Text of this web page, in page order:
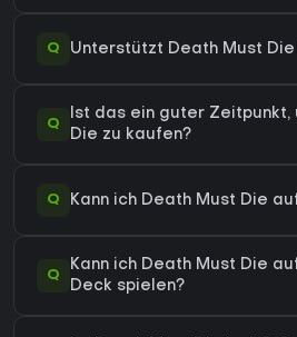
Q Unterstützt Death Must Die
Q
Ist das ein guter Zeitpunkt,
Die zu kaufen?
Q Kann ich Death Must Die
Q
Kann ich Death Must Die
Deck spielen?